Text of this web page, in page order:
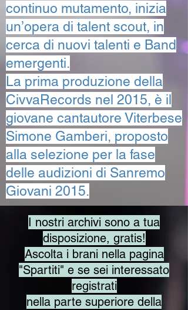
continuo mutamento, inizia
un’opera di talent scout, in
cerca di nuovi talenti e Band
emergenti.
La prima produzione della
CivvaRecords nel 2015, è il
giovane cantautore Viterbese
Simone Gamberi, proposto
alla selezione per la fase
delle audizioni di Sanremo
Giovani 2015.
​I nostri archivi sono a tua
disposizione, gratis!
Ascolta i brani nella pagina
"Spartiti" e se sei interessato
registrati
nella parte superiore della